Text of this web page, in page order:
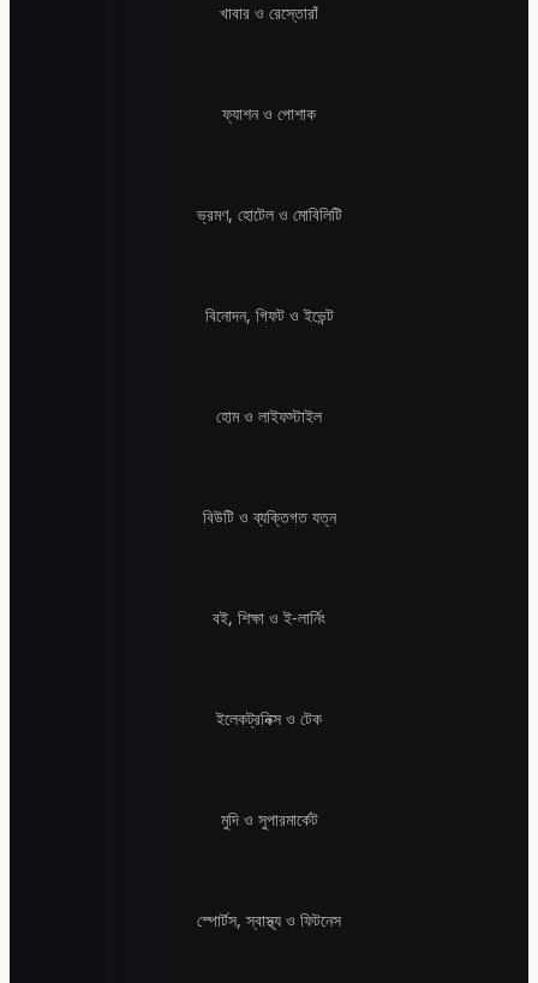
খাবার ও রেস্তোরাঁ
ফ্যাশন ও পোশাক
ভ্রমণ, হোটেল ও মোবিলিটি
বিনোদন, গিফট ও ইভেন্ট
হোম ও লাইফস্টাইল
বিউটি ও ব্যক্তিগত যত্ন
বই, শিক্ষা ও ই-লার্নিং
ইলেকট্রনিক্স ও টেক
মুদি ও সুপারমার্কেট
স্পোর্টস, স্বাস্থ্য ও ফিটনেস